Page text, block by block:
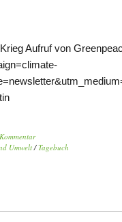
Aufruf von
Umwelt /Tagebuch